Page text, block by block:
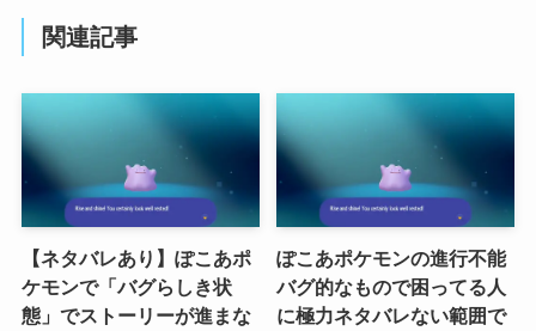
関連記事
【ネタバレあり】ぽこあポ
ケモンで「バグらしき状
態」でストーリーが進まな
ぽこあポケモンの進行不能
バグ的なもので困ってる人
に極力ネタバレない範囲で